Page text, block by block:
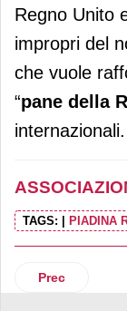
Regno Unito
impropri del
che vuole
“pane della
internazionali.
TAGS: PIADINA
Articolo
Prec